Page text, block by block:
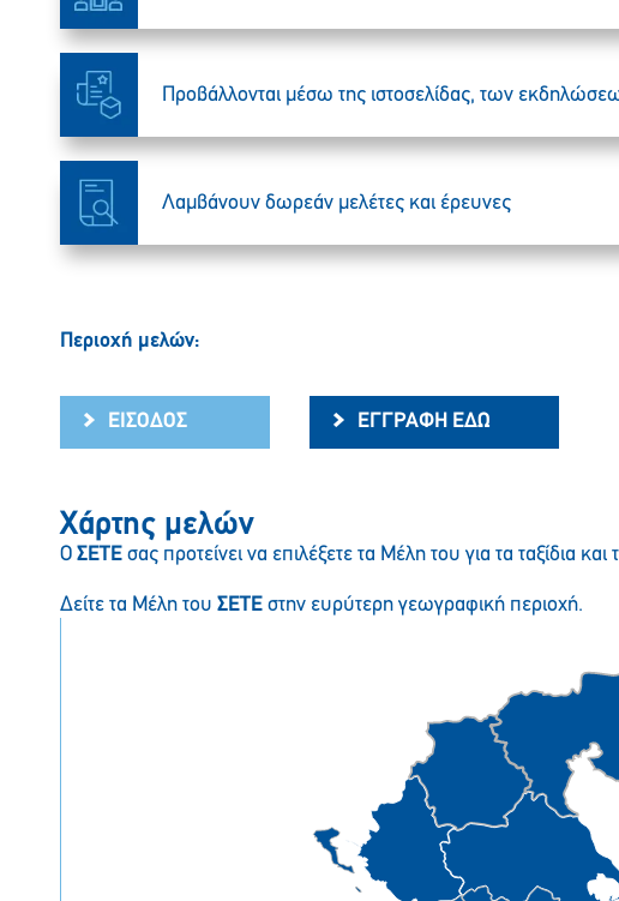
Προβάλλονται μέσω της ιστοσελίδας, των
Λαμβάνουν δωρεάν μελέτες και έρευνες
Περιοχή μελών:
ΕΙΣΟΔΟΣ ΕΓΓΡΑΦΗ ΕΔΩ
Χάρτης μελών
Ο ΣΕΤΕ σας προτείνει να επιλέξετε τα Μέλη του για τα ταξίδια και
Δείτε τα Μέλη του ΣΕΤΕ στην ευρύτερη γεωγραφική περιοχή.